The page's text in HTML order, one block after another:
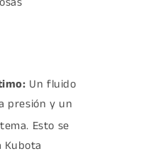
Un fluido
presión y un
Esto se